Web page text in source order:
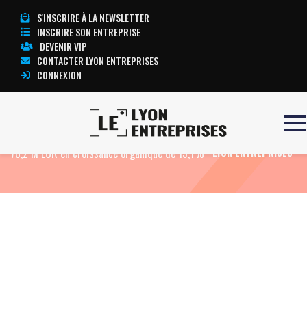
S'INSCRIRE À LA NEWSLETTER
INSCRIRE SON ENTREPRISE
DEVENIR VIP
CONTACTER LYON ENTREPRISES
CONNEXION
MND : Chiffre d’affaires de
76,2 M EUR en croissance organique de 15,1%
TOUTE L’ACTUALITÉ
LYON ENTREPRISES